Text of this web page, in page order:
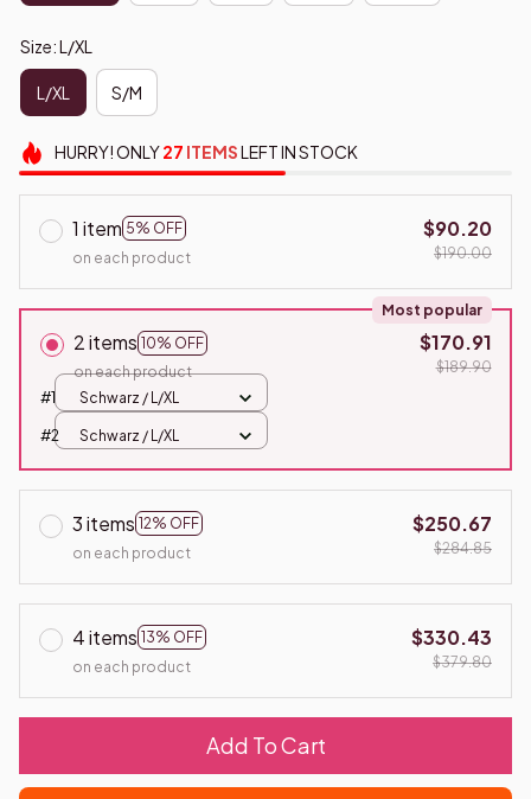
Size: L/XL
L/XL S/M
HURRY!ONLY27 ITEMSLEFT IN STOCK
1 item 5% OFF
on each product
$90.20
$190.00
2 items 10% OFF
Most popular
on each product
$170.91
$189.90
#1
Schwarz / L/XL
#2 Schwarz / L/XL
3 items 12% OFF
on each product
$250.67
$284.85
4 items 13% OFF
on each product
$330.43
$379.80
Add To Cart